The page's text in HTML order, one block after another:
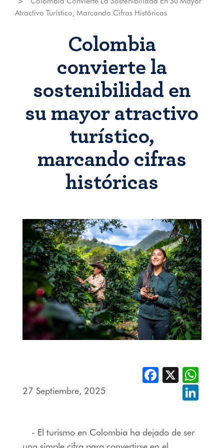
Atractivo Turístico, Marcando Cifras Históricas
Colombia
convierte la
sostenibilidad en
su mayor atractivo
turístico,
marcando cifras
históricas
27 Septiembre, 2025
Facebook
X
- El turismo en Colombia ha dejado de ser